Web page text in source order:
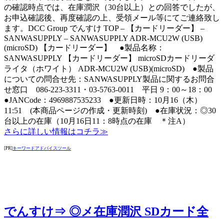
の確認時点では、在庫潤沢（30台以上）との回答でしたが、
お申込確認後、再度確認の上、受領メール等にてご連絡致し
ます。DCC Group でんすけ TOP – 【カードリーダー】 –
SANWASUPPLY – SANWASUPPLY ADR-MCU2W (USB)
(microSD) 【カードリーダー】 ●製品名称：
SANWASUPPLY 【カードリーダー】 microSDカードリーダ
ライタ（ホワイト） ADR-MCU2W (USB)(microSD) ●製品
についての問合せ先：SANWASUPPLY製品に関するお問合
せ窓口 086-223-3311・03-5763-0011 平日 9：00～18：00
●JANCode：4969887535233 ●更新日時：10月16（木）
11:51 (本商品ページの作成・更新時刻) ●在庫状況：◎30
台以上の在庫（10月16日11：8時点の在庫 ＊注A）
さらに詳しい情報はコチラ≫
[PR] キーワードアドバイスツール
でんすけ⇒ ◎メ在庫潤沢 SDカード全